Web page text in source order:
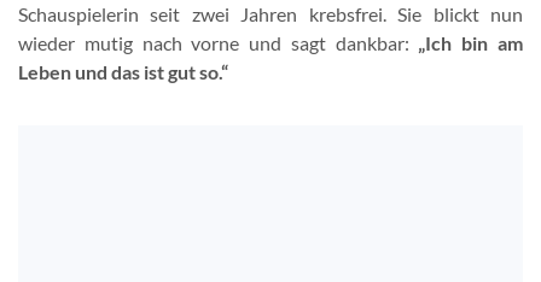
Schauspielerin seit zwei Jahren krebsfrei. Sie blickt nun
wieder mutig nach vorne und sagt dankbar: „Ich bin am
Leben und das ist gut so.“